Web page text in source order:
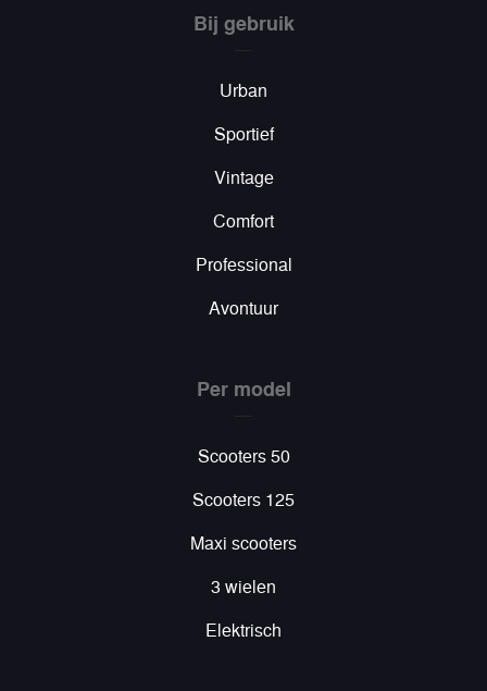
Bij gebruik
Urban
Sportief
Vintage
Comfort
Professional
Avontuur
Per model
Scooters 50
Scooters 125
Maxi scooters
3 wielen
Elektrisch